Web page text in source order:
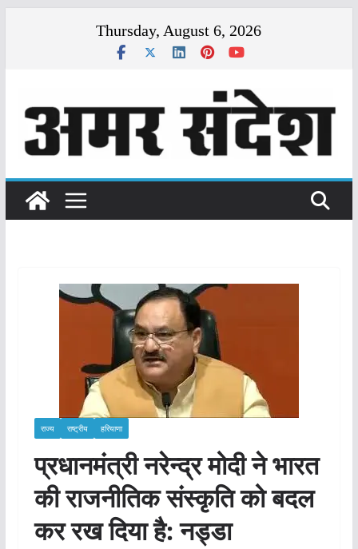
Thursday, August 6, 2026
राज्य राष्ट्रीय हरियाणा
प्रधानमंत्री नरेन्द्र मोदी ने भारत
की राजनीतिक संस्कृति को बदल
कर रख दिया है: नड्डा